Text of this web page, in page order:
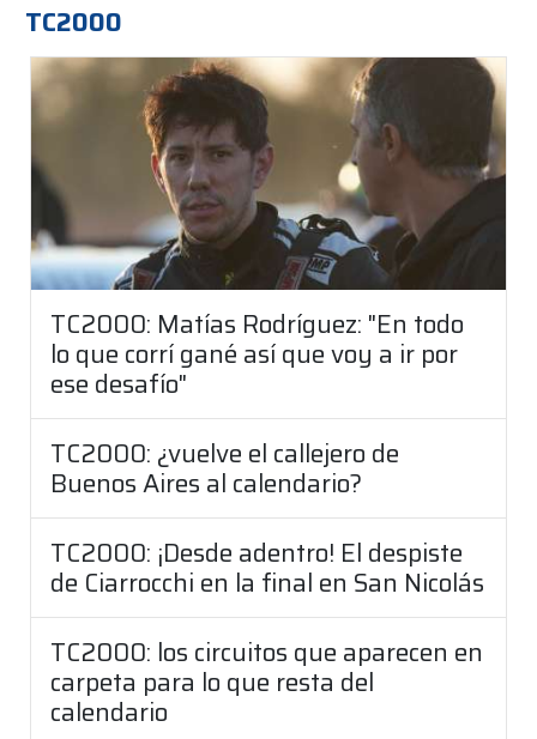
TC2000
TC2000: Matías Rodríguez: "En todo
lo que corrí gané así que voy a ir por
ese desafío"
TC2000: ¿vuelve el callejero de
Buenos Aires al calendario?
TC2000: ¡Desde adentro! El despiste
de Ciarrocchi en la final en San Nicolás
TC2000: los circuitos que aparecen en
carpeta para lo que resta del
calendario